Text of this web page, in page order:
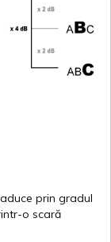
prin gradul
-o scară